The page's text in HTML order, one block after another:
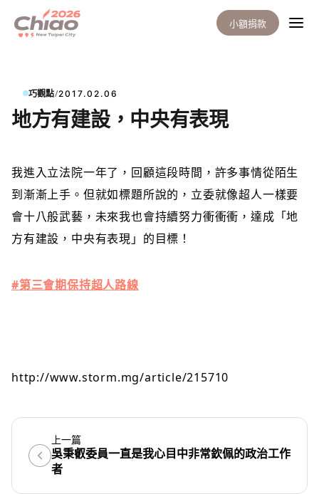
小額捐款
巧觀點/2017.02.06
地方有建設，中央有表現
我進入立法院一年了，回顧這段時間，許多事情從陌生
到漸漸上手。但就如標題所說的，立委就像超人一樣要
會十八般武藝，未來我也會持續努力衝衝衝，達成「地
方有建設，中央有表現」的目標！
#第三會期保持超人路線
http://www.storm.mg/article/215710
上一篇
吳秉叡委員一直是我心目中非常欽佩的政治工作
者